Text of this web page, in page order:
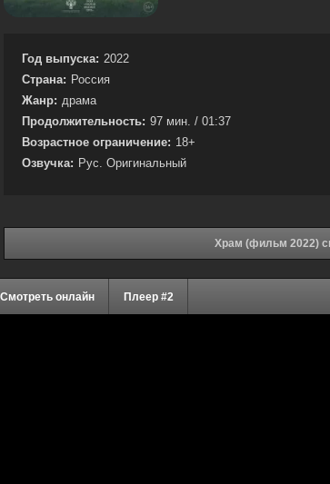
Год выпуска: 2022
Страна: Россия
Жанр: драма
Продолжительность: 97 мин. / 01:37
Возрастное ограничение: 18+
Озвучка: Рус. Оригинальный
Храм (фильм 2022)
Смотреть онлайн Плеер #2